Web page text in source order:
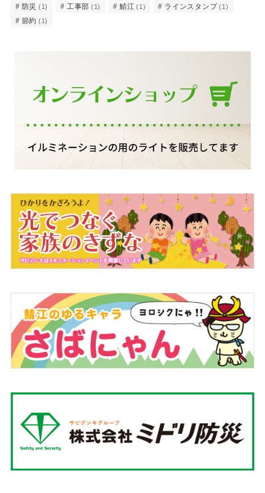
防災 (1) 工事部 (1) 鯖江 (1) ラインスタンプ (1)
節約 (1)